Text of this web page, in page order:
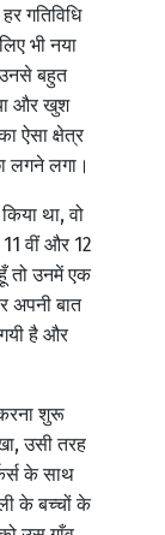
गतिविधि
भी नया
उनसे बहुत
और खुश
ऐसा क्षेत्र
लगने लगा।
था, वो
वीं और 12
तो उनमें एक
अपनी बात
है और
शुरू
उसी तरह
के साथ
के बच्चों के